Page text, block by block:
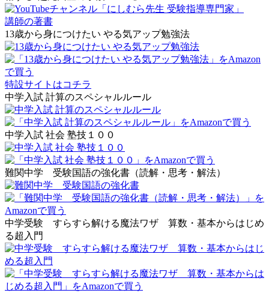
講師の著書
13歳から身につけたい やる気アップ勉強法
特設サイトはコチラ
中学入試 計算のスペシャルルール
中学入試 社会 塾技１００
難関中学 受験国語の強化書（読解・思考・解法）
中学受験 すらすら解ける魔法ワザ 算数・基本からはじめ
る超入門